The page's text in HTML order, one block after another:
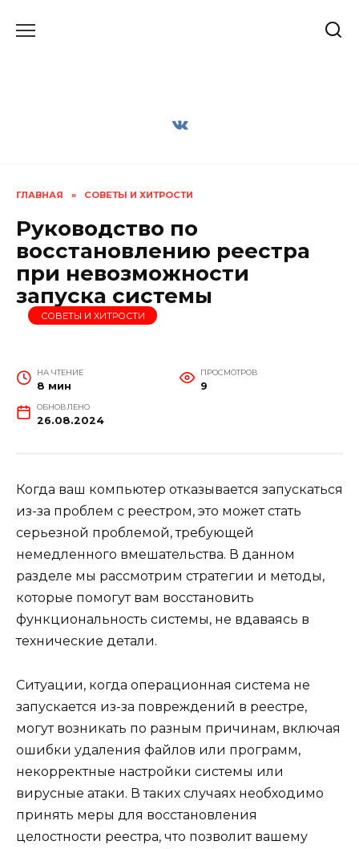
ГЛАВНАЯ » СОВЕТЫ И ХИТРОСТИ
Руководство по
восстановлению реестра
при невозможности
запуска системы
СОВЕТЫ И ХИТРОСТИ
НА ЧТЕНИЕ
8 мин
ПРОСМОТРОВ
9
ОБНОВЛЕНО
26.08.2024
Когда ваш компьютер отказывается запускаться
из-за проблем с реестром, это может стать
серьезной проблемой, требующей
немедленного вмешательства. В данном
разделе мы рассмотрим стратегии и методы,
которые помогут вам восстановить
функциональность системы, не вдаваясь в
технические детали.
Ситуации, когда операционная система не
запускается из-за повреждений в реестре,
могут возникать по разным причинам, включая
ошибки удаления файлов или программ,
некорректные настройки системы или
вирусные атаки. В таких случаях необходимо
принять меры для восстановления
целостности реестра, что позволит вашему